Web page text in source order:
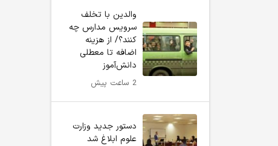
والدین با تخلف
سرویس مدارس چه
کنند؟/ از هزینه
اضافه تا معطلی
دانش‌آموز
2 ساعت پیش
دستور جدید وزارت
علوم ابلاغ شد